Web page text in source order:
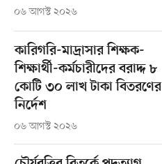
০৬ আগস্ট ২০২৬
কারিগরি-মাদ্রাসার শিক্ষক-
শিক্ষার্থী-কর্মচারীদের বরাদ্দ ৮
কোটি ৩০ লাখ টাকা বিতরণের
নির্দেশ
০৬ আগস্ট ২০২৬